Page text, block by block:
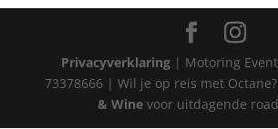
Privacyverklaring | Motoring
73378666 | Wil je op reis met
& Winevoor uitdagende